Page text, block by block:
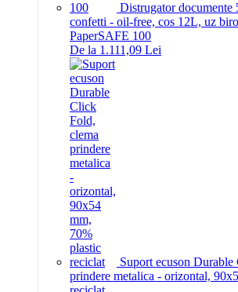
Distrugator
confetti - oil-free, cos 12L, uz
PaperSAFE 100
De la 1.111,09 Lei
Suport ecuson
prindere metalica - orizontal,